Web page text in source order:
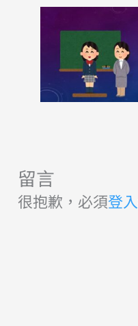
留言
很抱歉，必須登入